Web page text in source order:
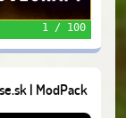
1 / 100
| ModPack